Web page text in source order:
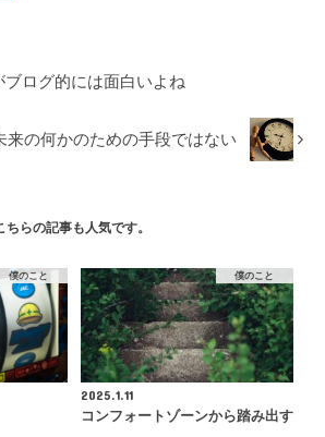
ブログ的には面白いよね
来の何かのための手段ではない
ちらの記事も人気です。
僕のこと 僕のこと
2025.1.11
コンフォートゾーンから踏み出す